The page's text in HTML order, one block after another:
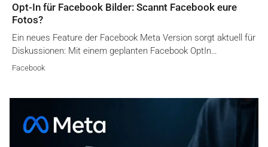
Opt-In für Facebook Bilder: Scannt Facebook eure
Fotos?
Ein neues Feature der Facebook Meta Version sorgt aktuell für
Diskussionen: Mit einem geplanten Facebook OptIn…
Facebook